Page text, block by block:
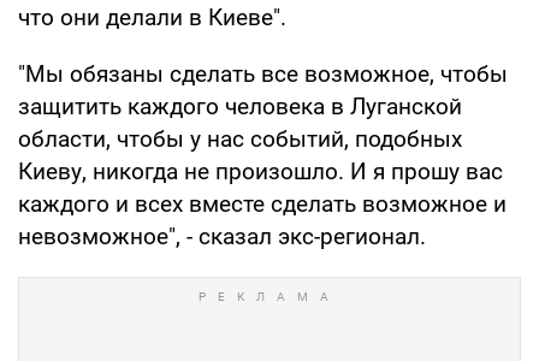
что они делали в Киеве".
"Мы обязаны сделать все возможное, чтобы
защитить каждого человека в Луганской
области, чтобы у нас событий, подобных
Киеву, никогда не произошло. И я прошу вас
каждого и всех вместе сделать возможное и
невозможное", - сказал экс-регионал.